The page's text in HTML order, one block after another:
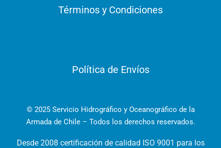
Términos y Condiciones
Política de Envíos
© 2025 Servicio Hidrográfico y Oceanográfico de la
Armada de Chile – Todos los derechos reservados.
Desde 2008 certificación de calidad ISO 9001 para los